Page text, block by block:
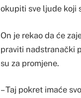
okupiti sve ljude koji
On je rekao da će
praviti nadstranački
su za promjene.
– Taj pokret imaće